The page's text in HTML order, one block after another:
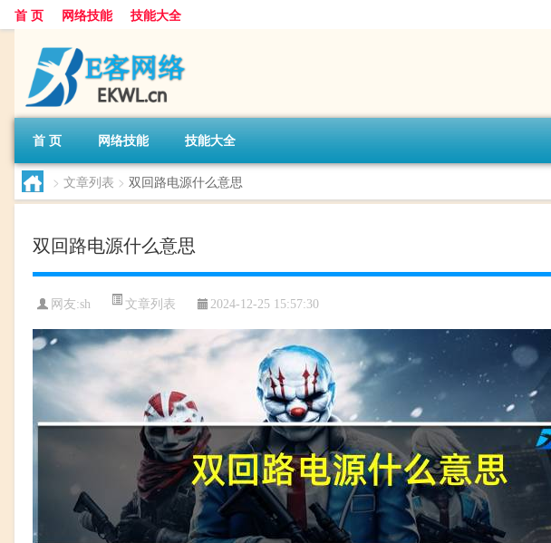
首 页 网络技能 技能大全
首 页 网络技能 技能大全
> 文章列表 > 双回路电源什么意思
双回路电源什么意思
网友:sh 文章列表 2024-12-25 15:57:30